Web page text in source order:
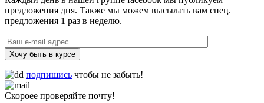
предложения дня. Также мы можем высылать вам спец.
предложения 1 раз в неделю.
Хочу быть в курсе
подпишись чтобы не забыть!
Скороее проверяйте почту!